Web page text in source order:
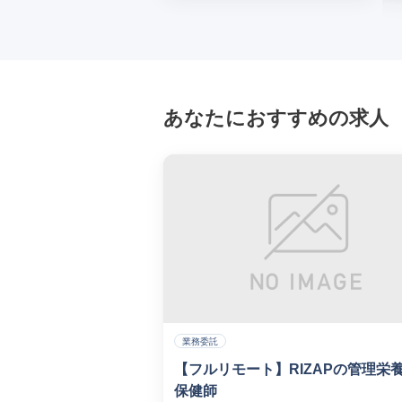
あなたにおすすめの求人
業務委託
【フルリモート】RIZAPの管理栄
保健師